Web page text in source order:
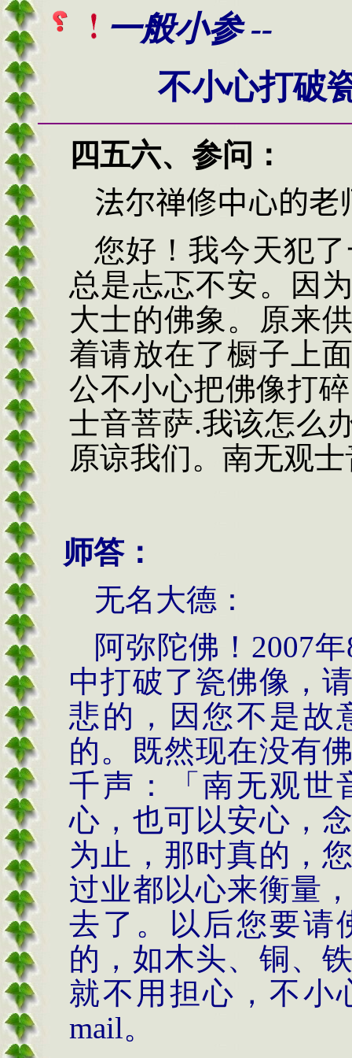
一般小参 --
不小心打破
四五六、 参问 ：
法尔禅修中心的老
您好 ！我今天犯
总是忐忑不安。因
大士的佛象。原来
着请放在了橱子上
公不小心把佛像打
士音菩萨.我该怎么
原谅我们。南无观
师答：
无名大德：
阿弥陀佛！2007
中打破了瓷佛像，
悲的，因您不是故
的。既然现在没有
千声：「南无观世
心，也可以安心，
为止，那时真的，
过业都以心来衡量
去了。以后您要请
的，如木头、铜、
就不用担心，不小
mail。